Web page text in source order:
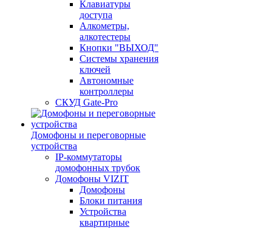
Клавиатуры
доступа
Алкометры,
алкотестеры
Кнопки "ВЫХОД"
Системы хранения
ключей
Автономные
контроллеры
СКУД Gate-Pro
Домофоны и переговорные
устройства
IP-коммутаторы
домофонных трубок
Домофоны VIZIT
Домофоны
Блоки питания
Устройства
квартирные